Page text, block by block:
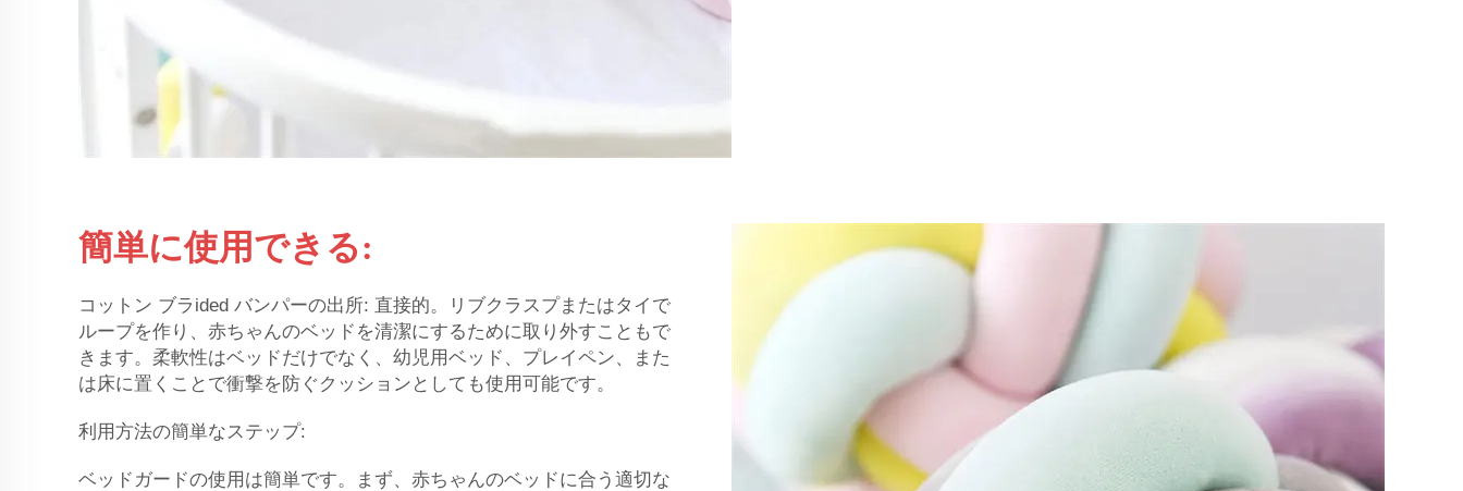
簡単に使用できる:
コットン ブラided バンパーの出所: 直接的。リブクラスプまたはタイで
ループを作り、赤ちゃんのベッドを清潔にするために取り外すこともで
きます。柔軟性はベッドだけでなく、幼児用ベッド、プレイペン、また
は床に置くことで衝撃を防ぐクッションとしても使用可能です。
利用方法の簡単なステップ:
ベッドガードの使用は簡単です。まず、赤ちゃんのベッドに合う適切な